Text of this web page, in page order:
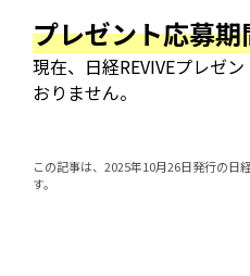
プレゼント応募期
現在、日経REVIVEプレゼ
おりません。
この記事は、2025年10月26日発行の日
す。